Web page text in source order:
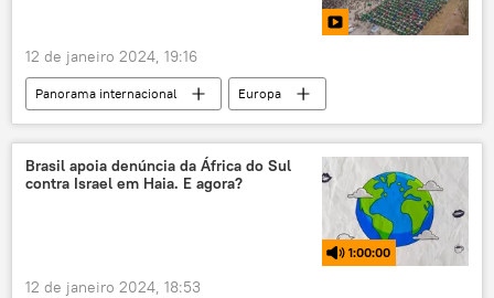
cooperação
12 de janeiro 2024, 19:16
Panorama internacional
Europa
Olaf Scholz
Alemanha
Nuremberg
Berlim
subsídios
setor agrícola
Rússia
protesto
recessão
Brasil apoia denúncia da África do Sul
contra Israel em Haia. E agora?
1:00:00
12 de janeiro 2024, 18:53